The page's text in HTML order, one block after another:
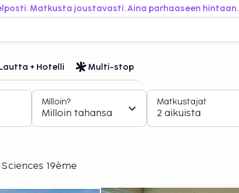
Matkusta joustavasti. Aina parhaaseen hintaan.
+ Hotelli Multi-stop
Milloin?
Milloin tahansa
Matkustajat
2 aikuista
19ème